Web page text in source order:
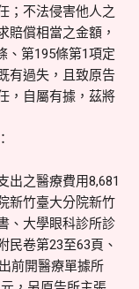
；不法侵害他人之
賠償相當之金額，
、第195條第1項定
有過失，且致原告
，自屬有據，茲將
之醫療費用8,681
新竹臺大分院新竹
、大學眼科診所診
民卷第23至63頁、
前開醫療單據所